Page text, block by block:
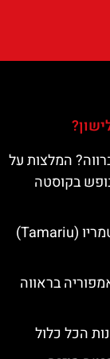
המלצות על
בקוסטה
מלונות מומלצים בטמריו (Tamariu)
בראווה
הכל כלול